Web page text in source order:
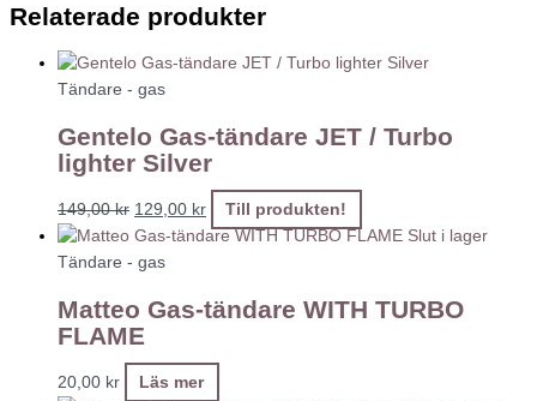
Relaterade produkter
Tändare - gas
Gentelo Gas-tändare JET / Turbo
lighter Silver
149,00kr 129,00 kr
Till produkten!
Slut i lager
Tändare - gas
Matteo Gas-tändare WITH TURBO
FLAME
20,00 kr Läs mer